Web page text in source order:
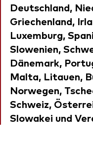
Deutschland,
Griechenland,
Luxemburg,
Slowenien,
Dänemark,
Malta, Litauen,
Norwegen,
Schweiz,
Slowakei und